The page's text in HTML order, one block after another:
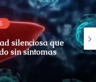
silenciosa que
sin síntomas